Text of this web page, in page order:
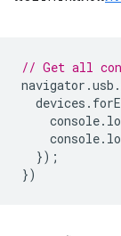
// Get all
navigator .usb .
devices .
console.
console.
});
})